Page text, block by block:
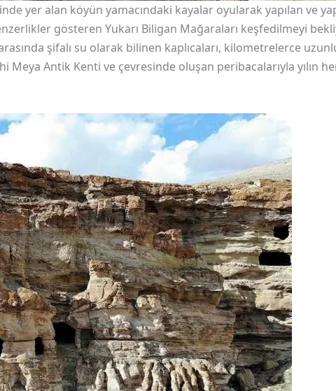
yer alan köyün yamacındaki kayalar oyularak yapılan ve
gösteren Yukarı Biligan Mağaraları keşfedilmeyi
şifalı su olarak bilinen kaplıcaları, kilometrelerce
Antik Kenti ve çevresinde oluşan peribacalarıyla yılın